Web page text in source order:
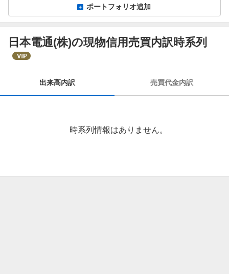
ポートフォリオ追加
日本電通(株)の現物信用売買内訳時系列
訳
出来高内訳 売買代金内訳
時系列情報はありません。